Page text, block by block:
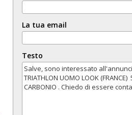
La tua email
Testo